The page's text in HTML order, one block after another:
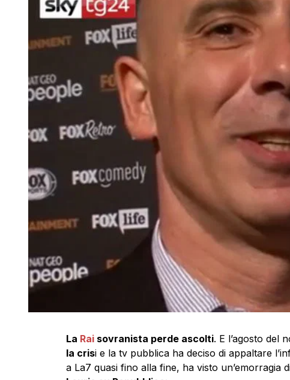
La Raisovranista perde ascolti. E l’agosto del
la crisi e la tv pubblica ha deciso di appaltare
a La7 quasi fino alla fine, ha visto un’emorragia